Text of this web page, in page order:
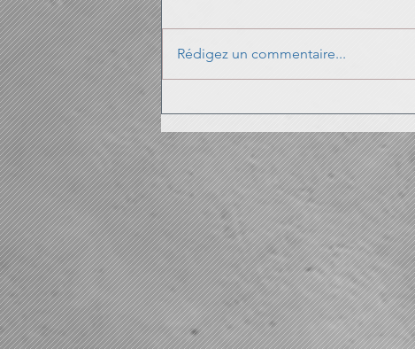
LA RENTREE du SCM
Rédigez un commentaire...